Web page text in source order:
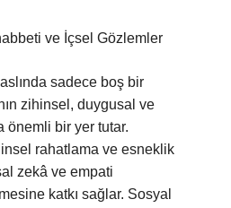
ve İçsel Gözlemler
sadece boş bir
zihinsel, duygusal ve
önemli bir yer tutar.
rahatlama ve esneklik
zekâ ve empati
katkı sağlar. Sosyal